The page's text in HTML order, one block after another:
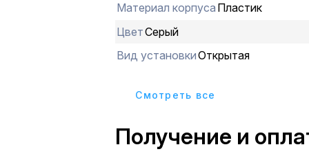
Материал корпуса Пластик
ЦветСерый
Вид установкиОткрытая
Cмотреть все
Получение и